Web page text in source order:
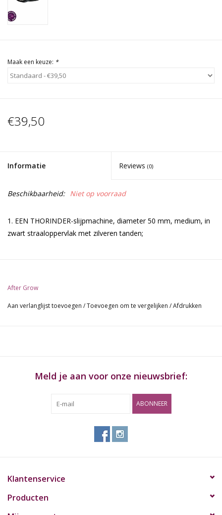
Maak een keuze: *
€39,50
Informatie Reviews (0)
Beschikbaarheid: Niet op voorraad
1. EEN THORINDER-slijpmachine, diameter 50 mm, medium, in
zwart straaloppervlak met zilveren tanden;
zilveren EVA-basis om de THORINDER vast te houden en te
After Grow
Aan verlanglijst toevoegen /Toevoegen om te vergelijken /Afdrukken
Meld je aan voor onze nieuwsbrief:
ABONNEER
Klantenservice
Producten